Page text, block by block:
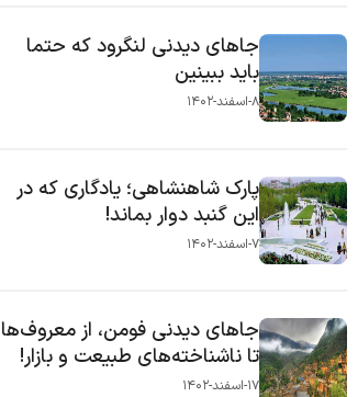
جاهای دیدنی لنگرود که حتما
باید ببینین
۸-اسفند-۱۴۰۲
پارک شاهنشاهی؛ یادگاری که در
این گنبد دوار بماند!
۷-اسفند-۱۴۰۲
جاهای دیدنی فومن، از معروف‌ها
تا ناشناخته‌های طبیعت و بازار!
۱۷-اسفند-۱۴۰۲